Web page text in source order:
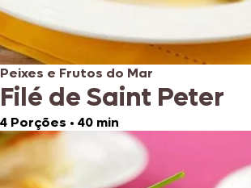
Peixes e Frutos do Mar
Filé de Saint Peter
4 Porções • 40 min